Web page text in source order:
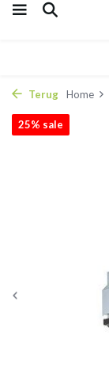
Terug Home
25% sale